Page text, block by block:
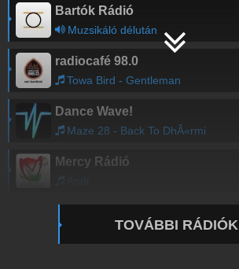
Bartók Rádió
Muzsikáló délután
radiocafé 98.0
Towa Bird - Gentleman
Dance Wave!
Maze 28 - Back To DhÃ«rmi
Mercy Rádió
TOVÁBBI RÁDIÓK